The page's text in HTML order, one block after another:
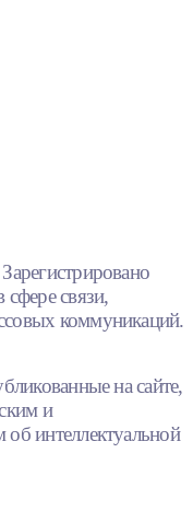
связи,
коммуникаций.
на сайте,
и
интеллектуальной